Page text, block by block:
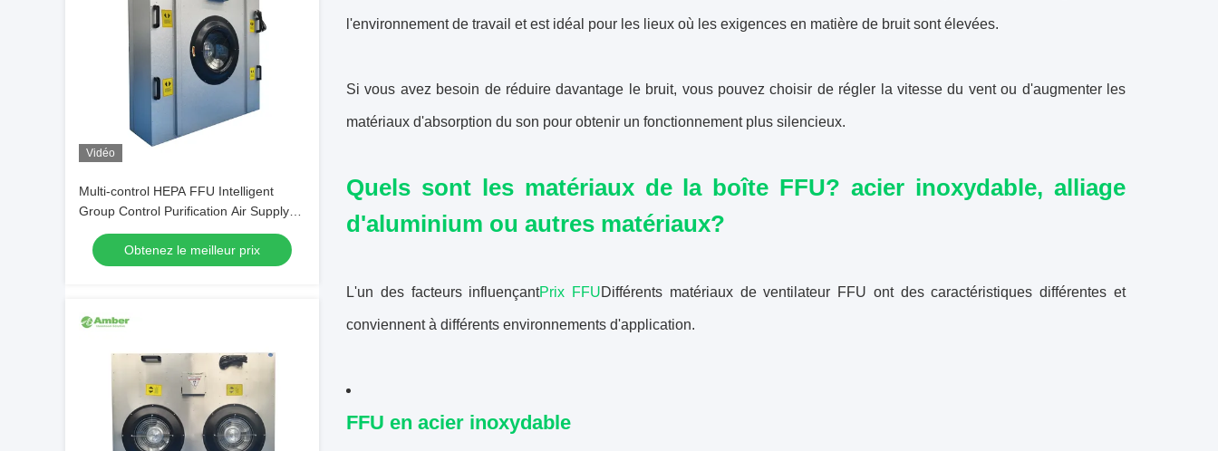
Vidéo
Multi-control HEPA FFU Intelligent
Group Control Purification Air Supply
Obtenez le meilleur prix
l'environnement de travail et est idéal pour les lieux où les exigences en matière de bruit sont élevées.
Si vous avez besoin de réduire davantage le bruit, vous pouvez choisir de régler la vitesse du vent ou d'augmenter les
matériaux d'absorption du son pour obtenir un fonctionnement plus silencieux.
Quels sont les matériaux de la boîte FFU? acier inoxydable, alliage
d'aluminium ou autres matériaux?
L'un des facteurs influençantPrix FFUDifférents matériaux de ventilateur FFU ont des caractéristiques différentes et
conviennent à différents environnements d'application.
FFU en acier inoxydable